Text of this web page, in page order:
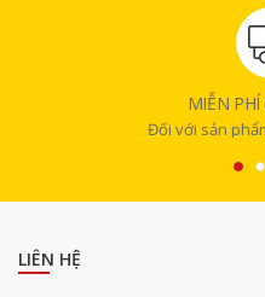
MIỄN PHÍ
Đối với sản
LIÊN HỆ